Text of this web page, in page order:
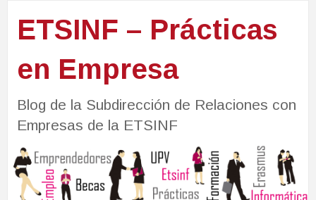
ETSINF – Prácticas
en Empresa
Blog de la Subdirección de Relaciones con
Empresas de la ETSINF